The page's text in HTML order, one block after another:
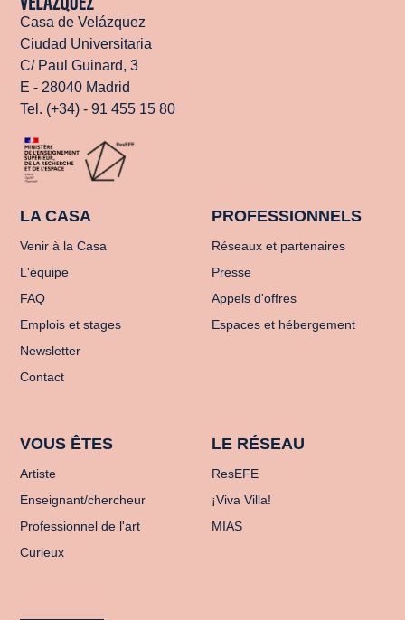
Casa de Velázquez
Ciudad Universitaria
C/ Paul Guinard, 3
E - 28040 Madrid
Tel. (+34) - 91 455 15 80
LA CASA
Venir à la Casa
L'équipe
FAQ
Emplois et stages
Newsletter
Contact
PROFESSIONNELS
Réseaux et partenaires
Presse
Appels d'offres
Espaces et hébergement
VOUS ÊTES
Artiste
Enseignant/chercheur
Professionnel de l'art
Curieux
LE RÉSEAU
ResEFE
¡Viva Villa!
MIAS